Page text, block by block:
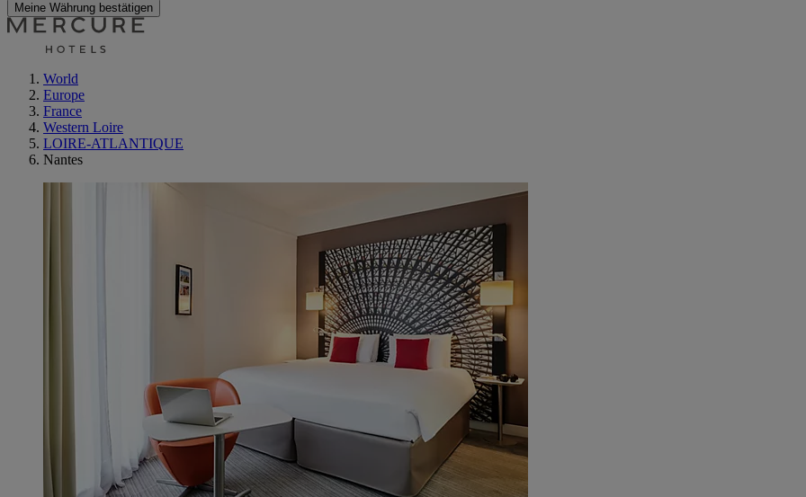
Meine Währung bestätigen
World
Europe
France
Western Loire
LOIRE-ATLANTIQUE
Nantes